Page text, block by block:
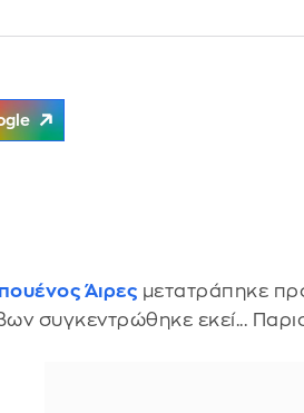
Άιρες μετατράπηκε
συγκεντρώθηκε εκεί...